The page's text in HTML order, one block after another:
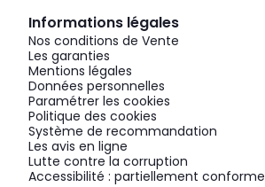
Informations légales
Nos conditions de Vente
Les garanties
Mentions légales
Données personnelles
Paramétrer les cookies
Politique des cookies
Système de recommandation
Les avis en ligne
Lutte contre la corruption
Accessibilité : partiellement conforme